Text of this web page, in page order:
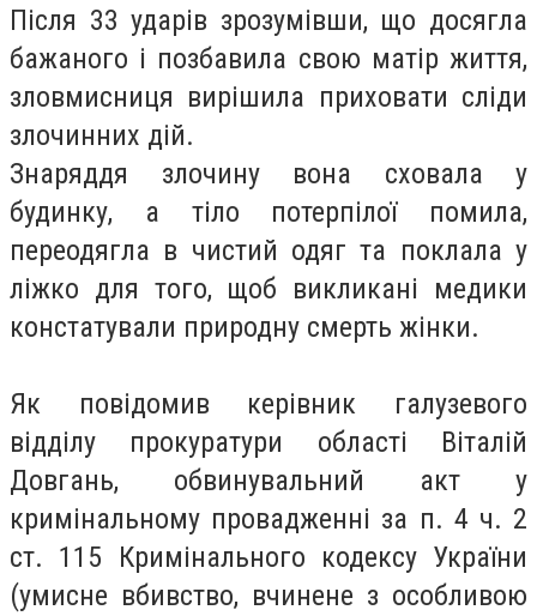
Після 33 ударів зрозумівши, що досягла
бажаного і позбавила свою матір життя,
зловмисниця вирішила приховати сліди
злочинних дій.
Знаряддя злочину вона сховала у
будинку, а тіло потерпілої помила,
переодягла в чистий одяг та поклала у
ліжко для того, щоб викликані медики
констатували природну смерть жінки.
Як повідомив керівник галузевого
відділу прокуратури області Віталій
Довгань, обвинувальний акт у
кримінальному провадженні за п. 4 ч. 2
ст. 115 Кримінального кодексу України
(умисне вбивство, вчинене з особливою